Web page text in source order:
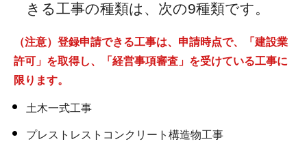
きる工事の種類は、次の9種類です。
（注意）登録申請できる工事は、申請時点で、「建設業
許可」を取得し、「経営事項審査」を受けている工事に
限ります。
土木一式工事
プレストレストコンクリート構造物工事